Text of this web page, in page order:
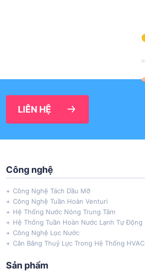
LIÊN HỆ
Công nghệ
Công Nghệ Tách Dầu Mỡ
Công Nghệ Tuần Hoàn Venturi
Hệ Thống Nước Nóng Trung Tâm
Hệ Thống Tuần Hoàn Nước Lạnh Tự Động
Công Nghệ Lọc Nước
Cân Bằng Thuỷ Lực Trong Hệ Thống HVAC
Sản phẩm